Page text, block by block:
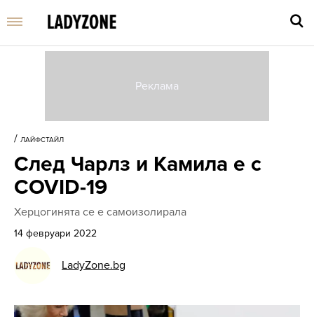
/ ЛАЙФСТАЙЛ
След Чарлз и Камила е с
COVID-19
Херцогинята се е самоизолирала
14 февруари 2022
LadyZone.bg